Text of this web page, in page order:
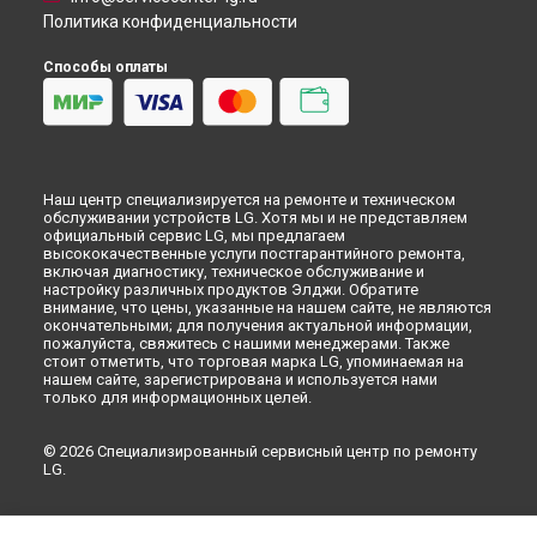
Политика конфиденциальности
Способы оплаты
Наш центр специализируется на ремонте и техническом
обслуживании устройств LG. Хотя мы и не представляем
официальный сервис LG, мы предлагаем
высококачественные услуги постгарантийного ремонта,
включая диагностику, техническое обслуживание и
настройку различных продуктов Элджи. Обратите
внимание, что цены, указанные на нашем сайте, не являются
окончательными; для получения актуальной информации,
пожалуйста, свяжитесь с нашими менеджерами. Также
стоит отметить, что торговая марка LG, упоминаемая на
нашем сайте, зарегистрирована и используется нами
только для информационных целей.
© 2026 Специализированный сервисный центр по ремонту
LG.